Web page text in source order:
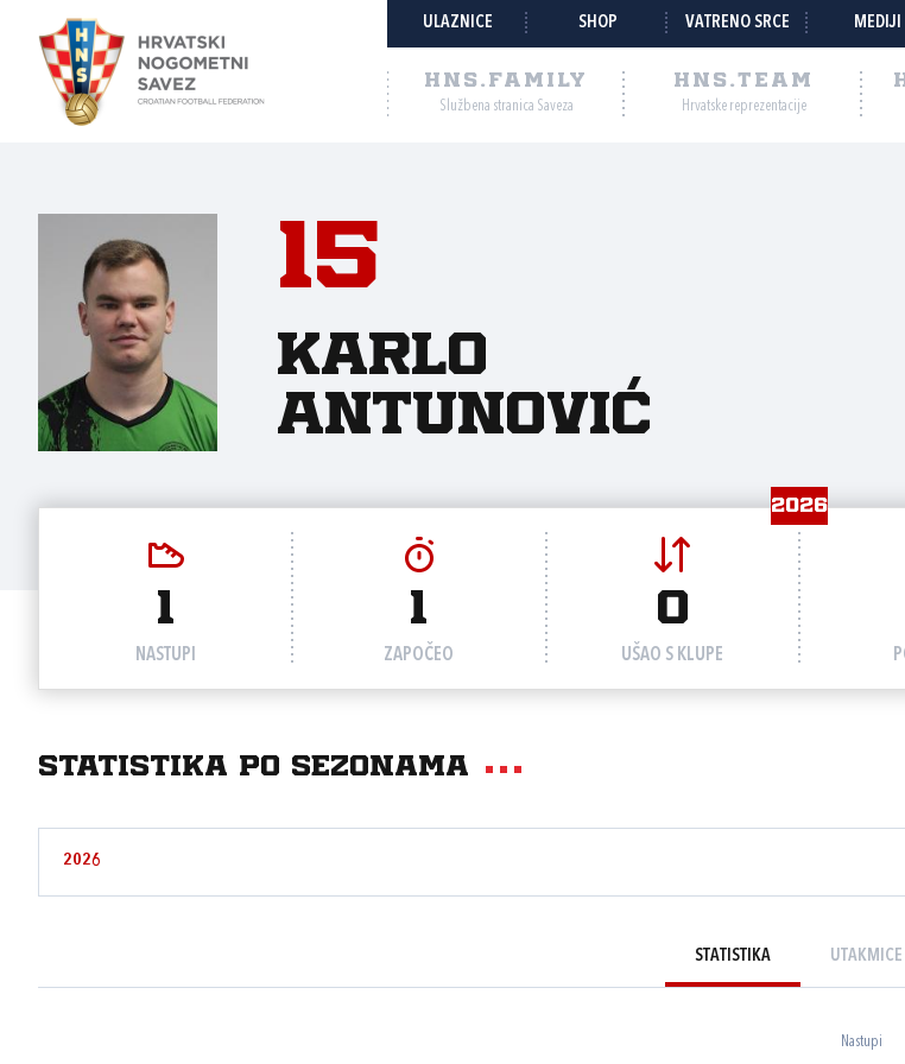
ULAZNICE SHOP VATRENO SRCE MEDIJI
HNS.FAMILY
Službena stranica Saveza
HNS.TEAM
Hrvatske reprezentacije
15
Karlo
Antunović
2026
1
NASTUPI
1
ZAPOČEO
0
UŠAO S KLUPE
Statistika po sezonama
2026
STATISTIKA UTAKMICE
Nastupi